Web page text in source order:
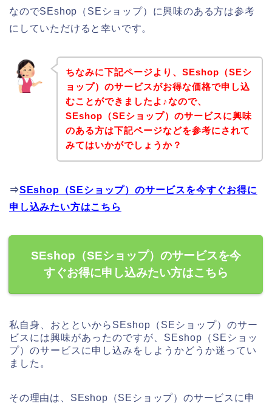
なのでSEshop（SEショップ）に興味のある方は参考
にしていただけると幸いです。
ちなみに下記ページより、SEshop（SEシ
ョップ）のサービスがお得な価格で申し込
むことができましたよ♪なので、
SEshop（SEショップ）のサービスに興味
のある方は下記ページなどを参考にされて
みてはいかがでしょうか？
⇒SEshop（SEショップ）のサービスを今すぐお得に
申し込みたい方はこちら
SEshop（SEショップ）のサービスを今
すぐお得に申し込みたい方はこちら
私自身、おとといからSEshop（SEショップ）のサー
ビスには興味があったのですが、SEshop（SEショッ
プ）のサービスに申し込みをしようかどうか迷ってい
ました。
その理由は、SEshop（SEショップ）のサービスに申